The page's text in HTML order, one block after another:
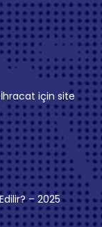
için site
– 2025